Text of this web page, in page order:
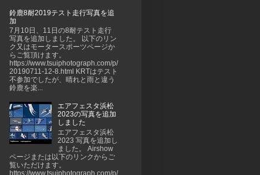
鈴鹿8耐2019テスト走行写真を追
加
7月10日、11日の8耐テスト走行
写真を追加しました。 以下のリン
ク又はモータースポーツページか
らご覧頂けます。
https://www.tsuiphotograph.com/p/
20190711-12-8.html KRTはテスト
不参加でしたが、晴れと雨と違う
鈴鹿を楽...
エアフェスタ浜松
2023の写真を追加
しました
エアフェスタ浜松
2023 写真を追加し
ました。 Airshow
ページまたは以下のリンクからご
覧いただけます。
https://www.tsuiphotograph.com/p/